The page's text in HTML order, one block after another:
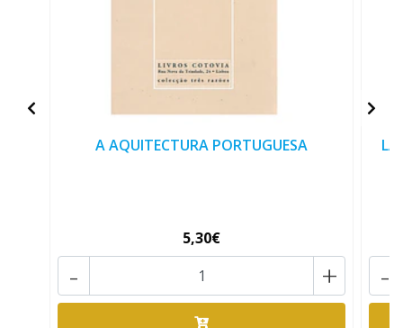
A AQUITECTURA PORTUGUESA
5,30€
+
-
LA
-